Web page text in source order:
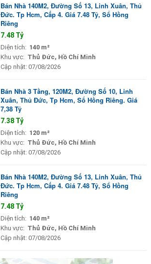
Bán Nhà 140M2, Đường Số 13, Linh Xuân, Thủ
Đức. Tp Hcm, Cấp 4. Giá 7.48 Tỷ, Sổ Hồng
Riêng
7.48 Tỷ
Diện tích: 140 m²
Khu vực: Thủ Đức, Hồ Chí Minh
Cập nhật: 07/08/2026
Bán Nhà 3 Tầng, 120M2, Đường Số 10, Linh
Xuân, Thủ Đức, Tp Hcm, Sổ Hồng Riêng. Giá
7,38 Tỷ
7.38 Tỷ
Diện tích: 120 m²
Khu vực: Thủ Đức, Hồ Chí Minh
Cập nhật: 07/08/2026
Bán Nhà 140M2, Đường Số 13, Linh Xuân, Thủ
Đức. Tp Hcm, Cấp 4. Giá 7.48 Tỷ, Sổ Hồng
Riêng
7.48 Tỷ
Diện tích: 140 m²
Khu vực: Thủ Đức, Hồ Chí Minh
Cập nhật: 07/08/2026